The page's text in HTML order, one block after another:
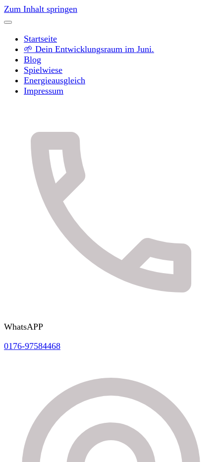
Zum Inhalt springen
Startseite
🌱 Dein Entwicklungsraum im Juni.
Blog
Spielwiese
Energieausgleich
Impressum
WhatsAPP
0176-97584468